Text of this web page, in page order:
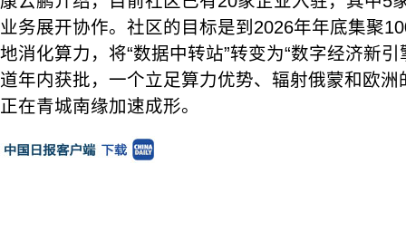
业务展开协作。社区的目标是到2026年年底集聚
地消化算力，将“数据中转站”转变为“数字经济新
道年内获批，一个立足算力优势、辐射俄蒙和欧
正在青城南缘加速成形。